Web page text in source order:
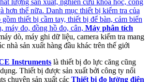
hơn thế nữa. Danh mục thiết bị kiểm tra của
thiết bị cầm tay, thiết bị để bàn, cảm biến
máy đo, đồng hồ đo, cân, Máy phân tích
dò, máy ghi dữ liệu, camera kiểm tra mang
nhà sản xuất hàng đầu khác trên thế giới
Instruments là thiết bị đo lực căng cũng
Thiết bị được sản xuất bởi công ty nổi
chuyên sản xuất các Thiết bị đo lường điện